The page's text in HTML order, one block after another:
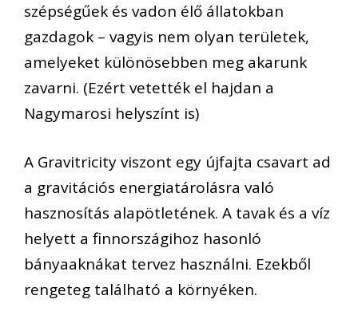
szépségűek és vadon élő állatokban
gazdagok – vagyis nem olyan területek,
amelyeket különösebben meg akarunk
zavarni. (Ezért vetették el hajdan a
Nagymarosi helyszínt is)
A Gravitricity viszont egy újfajta csavart ad
a gravitációs energiatárolásra való
hasznosítás alapötletének. A tavak és a víz
helyett a finnországihoz hasonló
bányaaknákat tervez használni. Ezekből
rengeteg található a környéken.